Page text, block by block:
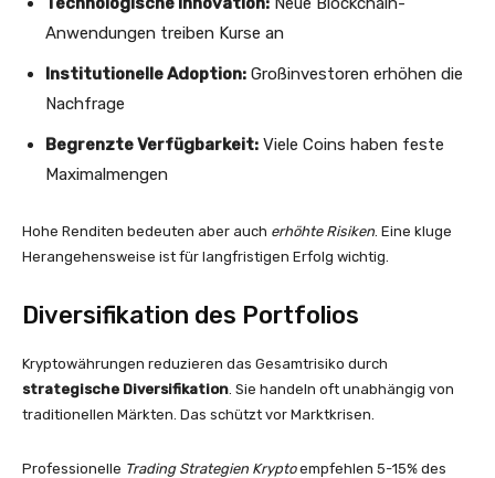
Anwendungen treiben Kurse an
Institutionelle Adoption: Großinvestoren erhöhen die
Nachfrage
Begrenzte Verfügbarkeit: Viele Coins haben feste
Maximalmengen
Hohe Renditen bedeuten aber auch erhöhte Risiken. Eine kluge
Herangehensweise ist für langfristigen Erfolg wichtig.
Diversifikation des Portfolios
Kryptowährungen reduzieren das Gesamtrisiko durch
strategische Diversifikation. Sie handeln oft unabhängig von
traditionellen Märkten. Das schützt vor Marktkrisen.
Professionelle Trading Strategien Kryptoempfehlen 5-15% des